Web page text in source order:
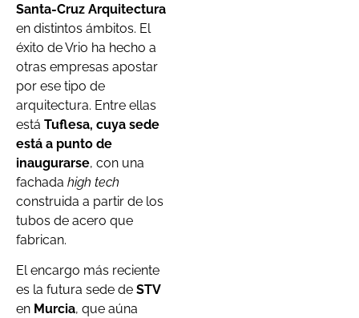
Santa-Cruz Arquitectura
en distintos ámbitos. El
éxito de Vrio ha hecho a
otras empresas apostar
por ese tipo de
arquitectura. Entre ellas
está Tuflesa, cuya sede
está a punto de
inaugurarse, con una
fachada high tech
construida a partir de los
tubos de acero que
fabrican.
El encargo más reciente
es la futura sede de STV
en Murcia, que aúna